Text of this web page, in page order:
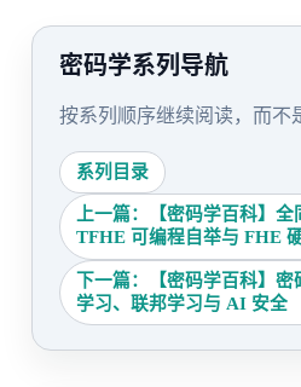
密码学系列导航
按系列顺序继续阅读，而不
系列目录
上一篇：【密码学百科】全
TFHE 可编程自举与 FHE
下一篇：【密码学百科】
学习、联邦学习与 AI 安全